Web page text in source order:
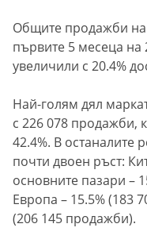
Общите продажби
първите 5 месеца на
увеличили с 20.4%
Най-голям дял
с 226 078 продажби,
42.4%. В останалите
почти двоен ръст:
основните пазари –
Европа – 15.5% (183
(206 145 продажби).